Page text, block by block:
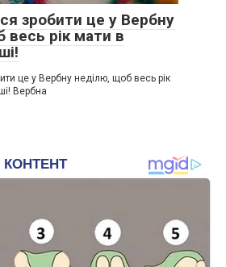
зробити це у Вербну
рік мати в
це у Вербну неділю, щоб весь рік
Вербна